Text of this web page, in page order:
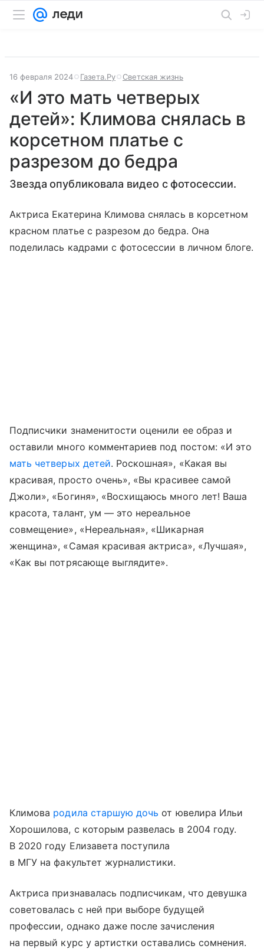
16 февраля 2024 Газета.Ру Светская жизнь
«И это мать четверых
детей»: Климова снялась в
корсетном платье с
разрезом до бедра
Звезда опубликовала видео с фотосессии.
Актриса Екатерина Климова снялась в корсетном
красном платье с разрезом до бедра. Она
поделилась кадрами с фотосессии в личном блоге.
Подписчики знаменитости оценили ее образ и
оставили много комментариев под постом: «И это
мать четверых детей. Роскошная», «Какая вы
красивая, просто очень», «Вы красивее самой
Джоли», «Богиня», «Восхищаюсь много лет! Ваша
красота, талант, ум — это нереальное
совмещение», «Нереальная», «Шикарная
женщина», «Самая красивая актриса», «Лучшая»,
«Как вы потрясающе выглядите».
Климова родила старшую дочь от ювелира Ильи
Хорошилова, с которым развелась в 2004 году.
В 2020 году Елизавета поступила
в МГУ на факультет журналистики.
Актриса признавалась подписчикам, что девушка
советовалась с ней при выборе будущей
профессии, однако даже после зачисления
на первый курс у артистки оставались сомнения.